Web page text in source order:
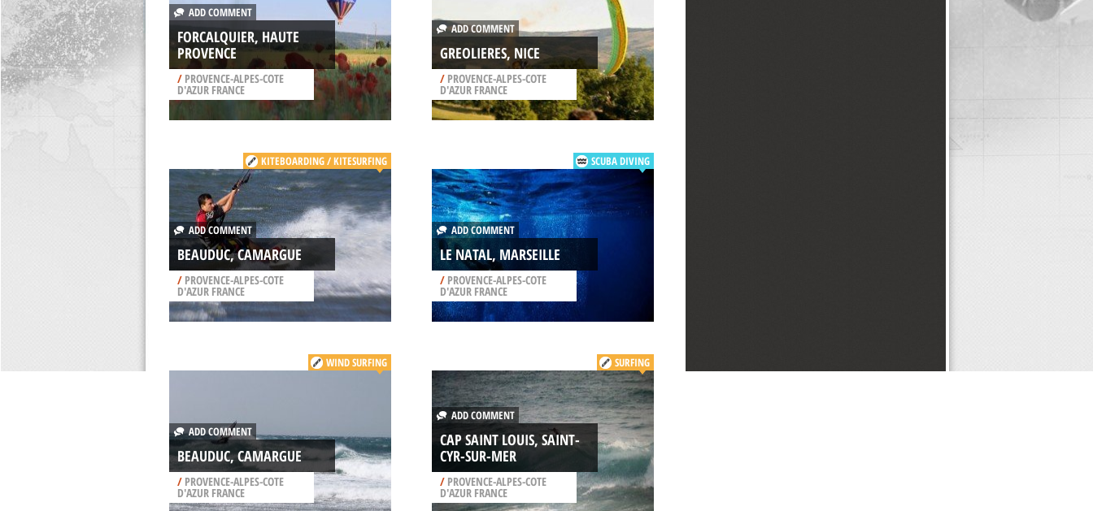
ADD COMMENT
FORCALQUIER, HAUTE
PROVENCE
/PROVENCE-ALPES-COTE
D'AZUR FRANCE
ADD COMMENT
GREOLIERES, NICE
/PROVENCE-ALPES-COTE
D'AZUR FRANCE
KITEBOARDING / KITESURFING
ADD COMMENT
BEAUDUC, CAMARGUE
/PROVENCE-ALPES-COTE
D'AZUR FRANCE
SCUBA DIVING
ADD COMMENT
LE NATAL, MARSEILLE
/PROVENCE-ALPES-COTE
D'AZUR FRANCE
WIND SURFING
ADD COMMENT
BEAUDUC, CAMARGUE
/PROVENCE-ALPES-COTE
D'AZUR FRANCE
SURFING
ADD COMMENT
CAP SAINT LOUIS, SAINT-
CYR-SUR-MER
/PROVENCE-ALPES-COTE
D'AZUR FRANCE